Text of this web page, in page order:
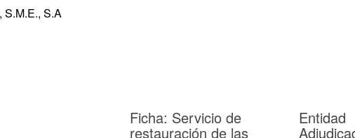
S.M.E., S.A
Ficha: Servicio de
restauración de las
Entidad